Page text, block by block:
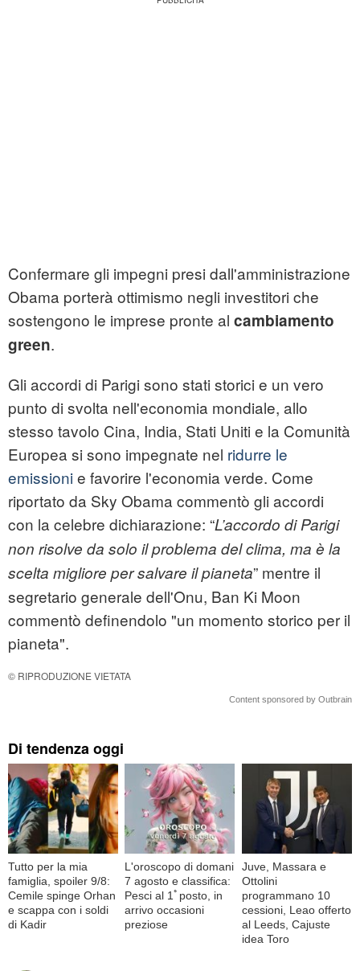
Confermare gli impegni presi dall'amministrazione
Obama porterà ottimismo negli investitori che
sostengono le imprese pronte al cambiamento
green.
Gli accordi di Parigi sono stati storici e un vero
punto di svolta nell'economia mondiale, allo
stesso tavolo Cina, India, Stati Uniti e la Comunità
Europea si sono impegnate nel ridurre le
emissionie favorire l'economia verde. Come
riportato da Sky Obama commentò gli accordi
con la celebre dichiarazione: “L’accordo di Parigi
non risolve da solo il problema del clima, ma è la
scelta migliore per salvare il pianeta” mentre il
segretario generale dell'Onu, Ban Ki Moon
commentò definendolo "un momento storico per il
pianeta".
© RIPRODUZIONE VIETATA
Content sponsored by Outbrain
Di tendenza oggi
Tutto per la mia
famiglia, spoiler 9/8:
Cemile spinge Orhan
e scappa con i soldi
di Kadir
L'oroscopo di domani
7 agosto e classifica:
Pesci al 1ﾟposto, in
arrivo occasioni
preziose
Juve, Massara e
Ottolini
programmano 10
cessioni, Leao offerto
al Leeds, Cajuste
idea Toro